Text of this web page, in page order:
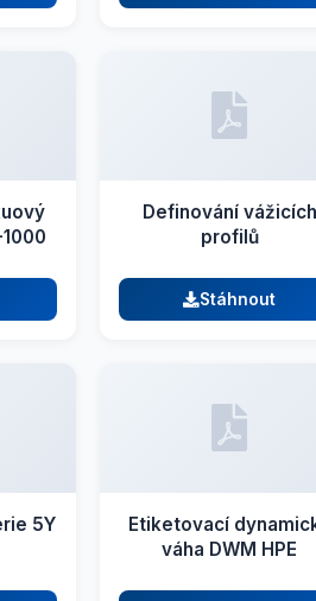
Definování vážicích
profilů
Stáhnout
5Y
Etiketovací
váha DWM HPE